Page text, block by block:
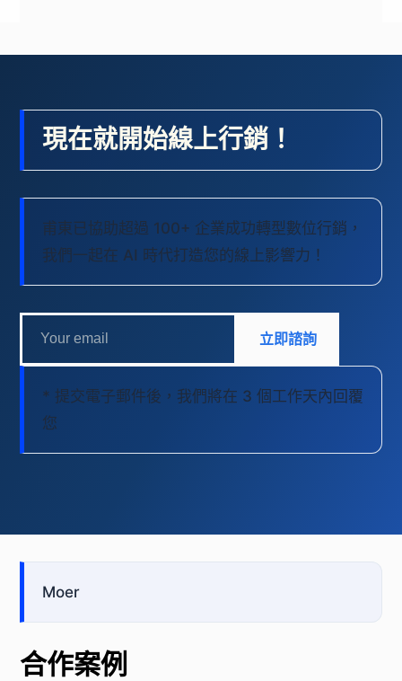
現在就開始線上行銷！
甫東已協助超過 100+ 企業成功轉型數位行銷，
我們一起在 AI 時代打造您的線上影響力！
立即諮詢
* 提交電子郵件後，我們將在 3 個工作天內回覆
您
Moer
合作案例